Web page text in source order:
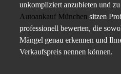
unkompliziert anzubieten und
Autoankauf München sitzen
professionell bewerten, die
Mängel genau erkennen und
Verkaufspreis nennen können.